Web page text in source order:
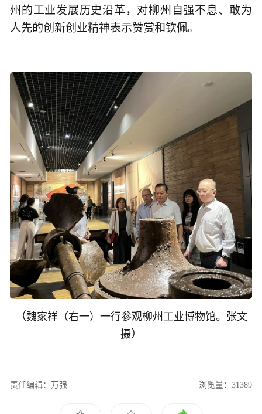
州的工业发展历史沿革，对柳州自强不息、敢为
人先的创新创业精神表示赞赏和钦佩。
（魏家祥（右一）一行参观柳州工业博物馆。张文
摄）
责任编辑：万强 浏览量：31389